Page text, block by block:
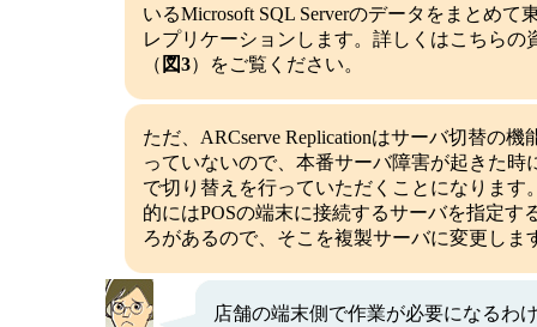
いるMicrosoft SQL Serverのデータをまとめて
レプリケーションします。詳しくはこちらの
（ 図3）をご覧ください。
ただ、ARCserve Replicationはサーバ切替の機
っていないので、本番サーバ障害が起きた時
で切り替えを行っていただくことになります
的にはPOSの端末に接続するサーバを指定す
ろがあるので、そこを複製サーバに変更しま
店舗の端末側で作業が必要になるわ